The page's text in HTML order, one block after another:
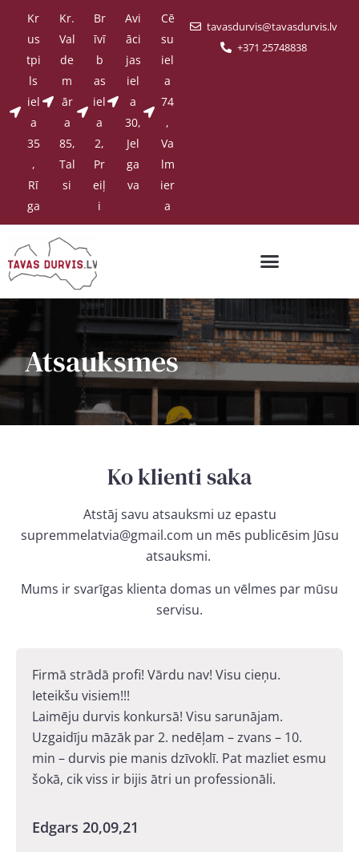
Kr
us
tpi
ls
iel
a
35
,
Rī
ga
Kr.
Val
de
m
ār
a
85,
Tal
si
Br
īvī
b
as
iel
a
2,
Pr
eiļ
i
Avi
āci
jas
iel
a
30,
Jel
ga
va
Cē
su
iel
a
74
,
Va
lm
ier
a
tavasdurvis@tavasdurvis.lv
+371 25748838
Atsauksmes
Ko klienti saka
Atstāj savu atsauksmi uz epastu
supremmelatvia@gmail.com un mēs publicēsim Jūsu
atsauksmi.
Mums ir svarīgas klienta domas un vēlmes par mūsu
servisu.
Firmā strādā profi! Vārdu nav! Visu cieņu.
Ieteikšu visiem!!!
Laimēju durvis konkursā! Visu sarunājam.
Uzgaidīju māzāk par 2. nedēļam – zvans – 10.
min – durvis pie manis dzīvoklī. Pat mazliet esmu
šokā, cik viss ir bijis ātri un professionāli.
Edgars 20,09,21